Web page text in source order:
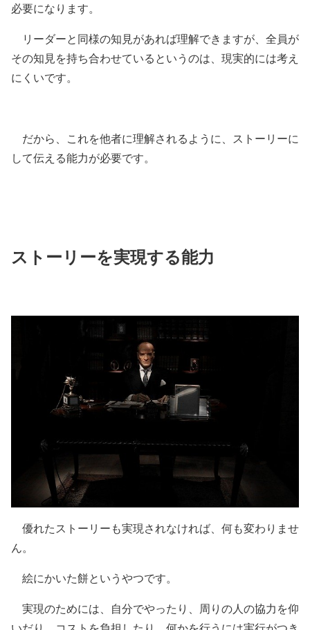
必要になります。
リーダーと同様の知見があれば理解できますが、全員が
その知見を持ち合わせているというのは、現実的には考え
にくいです。
だから、これを他者に理解されるように、ストーリーに
して伝える能力が必要です。
ストーリーを実現する能力
優れたストーリーも実現されなければ、何も変わりませ
ん。
絵にかいた餅というやつです。
実現のためには、自分でやったり、周りの人の協力を仰